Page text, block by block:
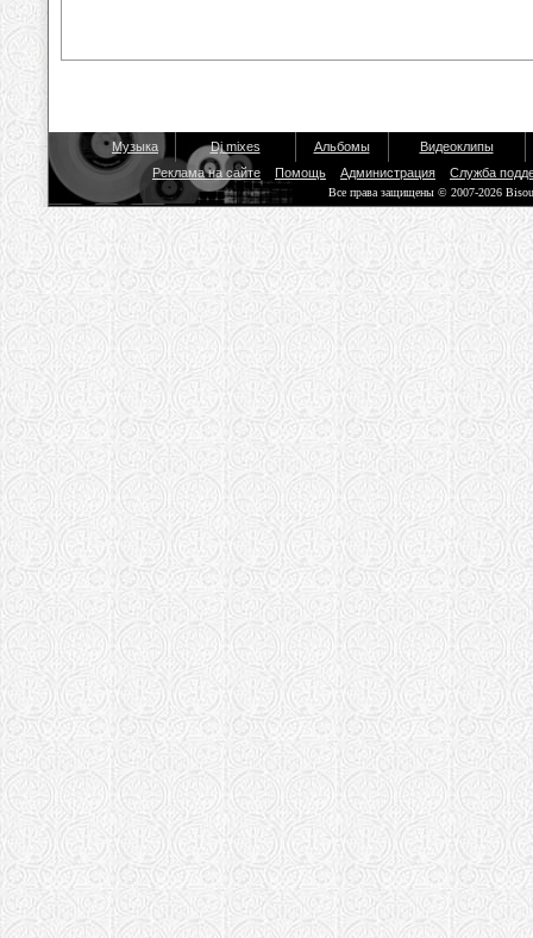
Музыка Dj mixes Альбомы
Видеоклипы
Реклама на сайте
Помощь Администрация Служба
Все права защищены © 2007-2026